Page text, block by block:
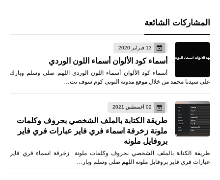
المشاركات الشائعة
13 فبراير 2020
أسماء كود الألوان أسماء اللون الوردي
أسماء كود الألوان أسماء اللون الوردي اللهم صلى وسلم وبارك
على سيدنا محمد من خلال موقع مدونة التونى كوم سوف نت…
02 أغسطس 2021
طريقة الكتابة بالملف الشخصي بحروف وكلمات
ملونة زخرفة اسماء فري فاير عبارات فري فاير
بروفايل ملونه
طريقة الكتابة بالملف الشخصي بحروف وكلمات ملونة زخرفة اسماء فري فاير
عبارات فري فاير بروفايل ملونه اللهم صلى وسلم وبار…